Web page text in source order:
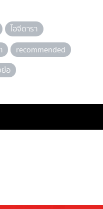
ไอจีดารา
recommended
ย่อ